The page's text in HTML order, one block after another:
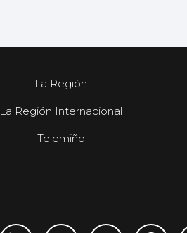
La Región
La Región Internacional
Telemiño